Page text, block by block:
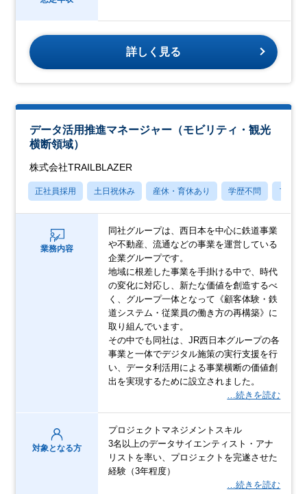
詳しく見る
データ活用推進マネージャー（モビリティ・観光
横断領域）
株式会社TRAILBLAZER
正社員採用 土日祝休み 産休・育休あり 学歴不問 フレッ
業務内容
同社グループは、西日本を中心に鉄道事業
や不動産、流通などの事業を運営している
企業グループです。
地域に根差した事業を手掛ける中で、時代
の変化に対応し、新たな価値を創造するべ
く、グループ一体となって《顧客体験・鉄
道システム・従業員の働き方の再構築》に
取り組んでいます。
その中でも同社は、JR西日本グループの各
事業と一体でデジタル施策の実行支援を行
い、データ利活用による事業横断の価値創
出を実現するために設立されました。
…続きを読む
対象となる方
プロジェクトマネジメントスキル
3名以上のデータサイエンティスト・アナ
リストを率い、プロジェクトを完遂させた
経験（3年程度）
…続きを読む